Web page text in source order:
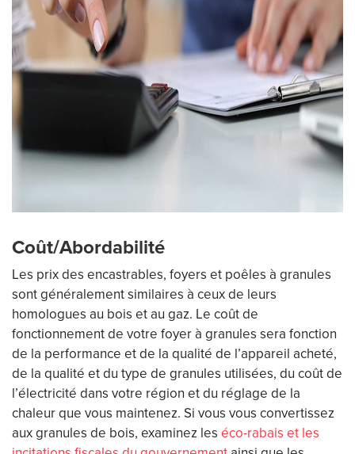
Coût/Abordabilité
Les prix des encastrables, foyers et poêles à granules
sont généralement similaires à ceux de leurs
homologues au bois et au gaz. Le coût de
fonctionnement de votre foyer à granules sera fonction
de la performance et de la qualité de l’appareil acheté,
de la qualité et du type de granules utilisées, du coût de
l’électricité dans votre région et du réglage de la
chaleur que vous maintenez. Si vous vous convertissez
aux granules de bois, examinez les éco-rabais et les